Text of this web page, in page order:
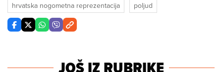
hrvatska nogometna reprezentacija
poljud